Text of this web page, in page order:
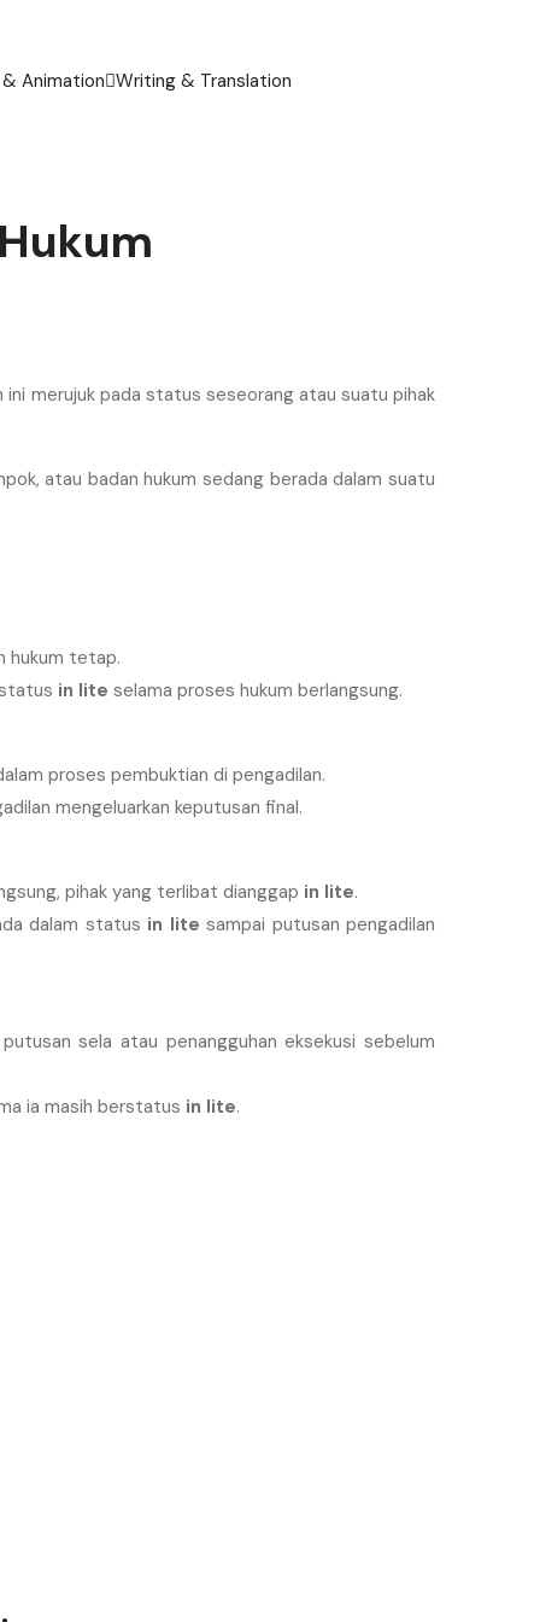
Animation Writing & Translation
ini merujuk pada status seseorang atau suatu pihak
atau badan hukum sedang berada dalam suatu
hukum tetap.
in lite selama proses hukum berlangsung.
proses pembuktian di pengadilan.
mengeluarkan keputusan final.
pihak yang terlibat dianggap in lite.
dalam status in lite sampai putusan pengadilan
sela atau penangguhan eksekusi sebelum
ia masih berstatus in lite.